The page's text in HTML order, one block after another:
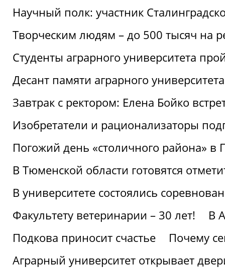
Научный полк: участник
Творческим людям – до 500 тысяч на
Студенты аграрного университета
Десант памяти аграрного
Завтрак с ректором: Елена Бойко
Изобретатели и рационализаторы
Погожий день «столичного района» в
В Тюменской области готовятся
В университете состоялись
Факультету ветеринарии – 30 лет!
В
Подкова приносит счастье
Почему
Аграрный университет открывает